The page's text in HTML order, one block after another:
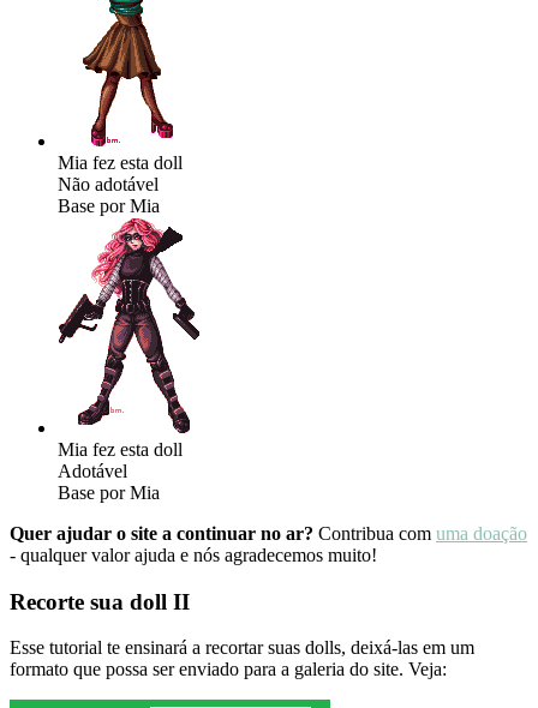
Mia fez esta doll
Não adotável
Base por Mia
Mia fez esta doll
Adotável
Base por Mia
Quer ajudar o site a continuar no ar? Contribua com uma doação
- qualquer valor ajuda e nós agradecemos muito!
Recorte sua doll II
Esse tutorial te ensinará a recortar suas dolls, deixá-las em um
formato que possa ser enviado para a galeria do site. Veja: